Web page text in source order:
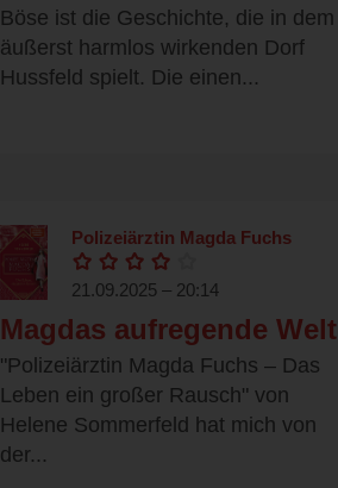
Böse ist die Geschichte, die in dem
äußerst harmlos wirkenden Dorf
Hussfeld spielt. Die einen...
Polizeiärztin Magda Fuchs
21.09.2025 – 20:14
Magdas aufregende Welt
"Polizeiärztin Magda Fuchs – Das
Leben ein großer Rausch" von
Helene Sommerfeld hat mich von
der...